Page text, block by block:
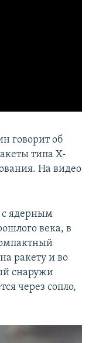
говорит об
типа X-
На видео
с ядерным
века, в
ракету и во
снаружи
через сопло,